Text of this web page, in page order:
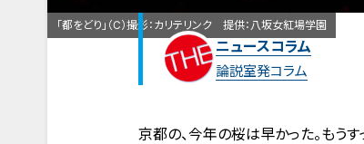
「都をどり」（C）撮影：カリテリンク 提供：八坂女紅場学園
ニュースコラム
論説室発コラム
京都の、今年の桜は早かった。もう